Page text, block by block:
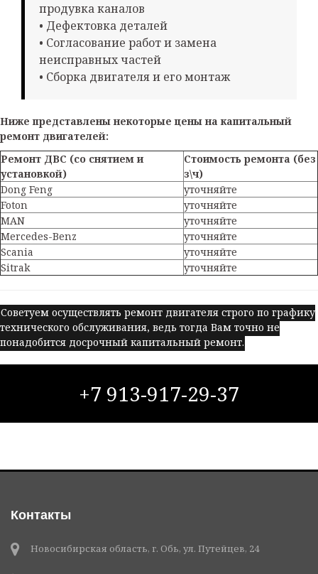
продувка каналов
• Дефектовка деталей
• Согласование работ и замена
неисправных частей
• Сборка двигателя и его монтаж
Ниже представлены некоторые цены на капитальный
ремонт двигателей:
Ремонт ДВС (со снятием и
установкой)
Стоимость ремонта (без
з\ч)
Dong Feng
уточняйте
Foton
уточняйте
MAN
уточняйте
Mercedes-Benz
уточняйте
Scania
уточняйте
Sitrak
уточняйте
Советуем осуществлять ремонт двигателя строго по графику
технического обслуживания, ведь тогда Вам точно не
понадобится досрочный капитальный ремонт.
+7 913-917-29-37
Контакты
Новосибирская область, г. Обь, ул. Путейцев, 24